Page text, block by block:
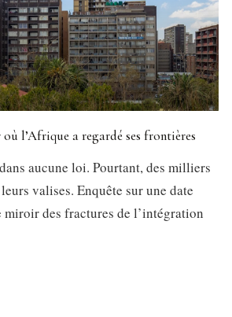
l’Afrique a regardé ses frontières
aucune loi. Pourtant, des milliers
valises. Enquête sur une date
miroir des fractures de l’intégration